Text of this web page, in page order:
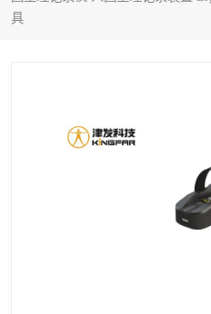
具
行为观察与表情分析
神经营销与消费行为实验